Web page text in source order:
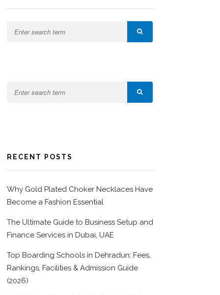
RECENT POSTS
Why Gold Plated Choker Necklaces Have
Become a Fashion Essential
The Ultimate Guide to Business Setup and
Finance Services in Dubai, UAE
Top Boarding Schools in Dehradun: Fees,
Rankings, Facilities & Admission Guide
(2026)